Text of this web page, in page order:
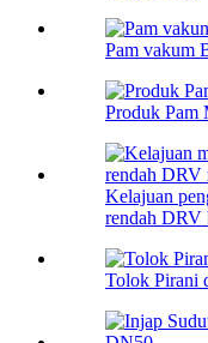
Pam vakum
Produk
Kelajuan
rendah DRV
Tolok Pirani